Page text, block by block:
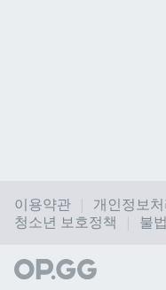
이용약관
개인정보
청소년 보호정책
불